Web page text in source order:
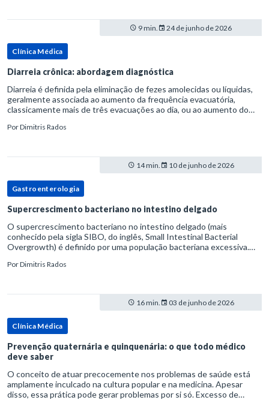
9 min. 24 de junho de 2026
Clínica Médica
Diarreia crônica: abordagem diagnóstica
Diarreia é definida pela eliminação de fezes amolecidas ou líquidas,
geralmente associada ao aumento da frequência evacuatória,
classicamente mais de três evacuações ao dia, ou ao aumento do
PorDimitris Rados
14 min. 10 de junho de 2026
Gastroenterologia
Supercrescimento bacteriano no intestino delgado
O supercrescimento bacteriano no intestino delgado (mais
conhecido pela sigla SIBO, do inglês, Small Intestinal Bacterial
Overgrowth) é definido por uma população bacteriana excessiva.
PorDimitris Rados
16 min. 03 de junho de 2026
Clínica Médica
Prevenção quaternária e quinquenária: o que todo médico
deve saber
O conceito de atuar precocemente nos problemas de saúde está
amplamente inculcado na cultura popular e na medicina. Apesar
disso, essa prática pode gerar problemas por si só. Excesso de